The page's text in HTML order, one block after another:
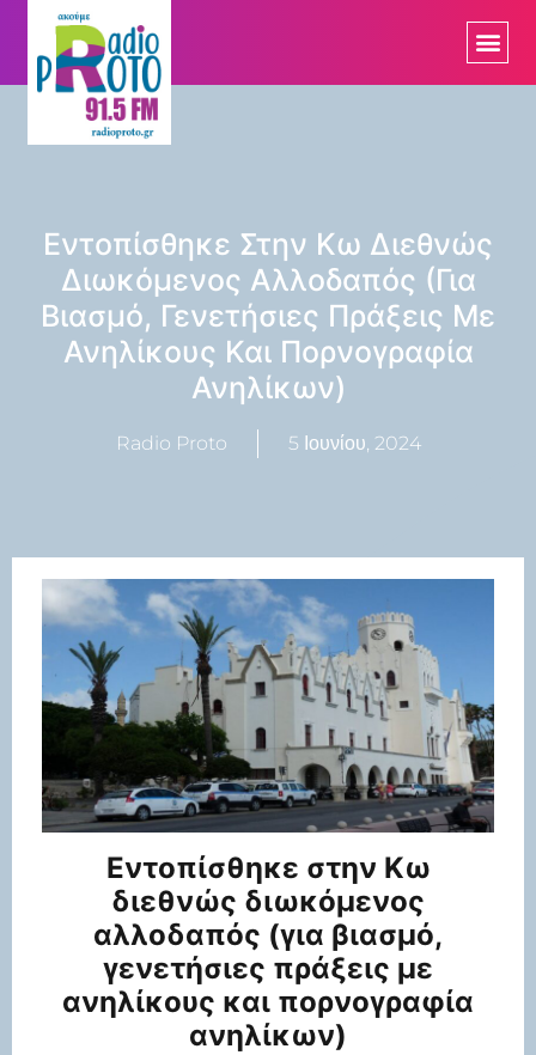
Εντοπίσθηκε Στην Κω Διεθνώς
Διωκόμενος Αλλοδαπός (για
Βιασμό, Γενετήσιες Πράξεις Με
Ανηλίκους Και Πορνογραφία
Ανηλίκων)
Radio Proto 5 Ιουνίου, 2024
Εντοπίσθηκε στην Κω
διεθνώς διωκόμενος
αλλοδαπός (για βιασμό,
γενετήσιες πράξεις με
ανηλίκους και πορνογραφία
ανηλίκων)